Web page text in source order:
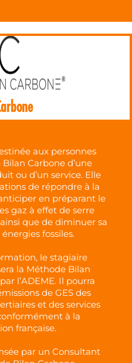
aux personnes
Carbone d’une
ou d’un service. Elle
de répondre à la
en préparant le
gaz à effet de serre
que de diminuer sa
fossiles.
le stagiaire
la Méthode Bilan
l’ADEME. Il pourra
de GES des
et des services
à la
française.
par un Consultant